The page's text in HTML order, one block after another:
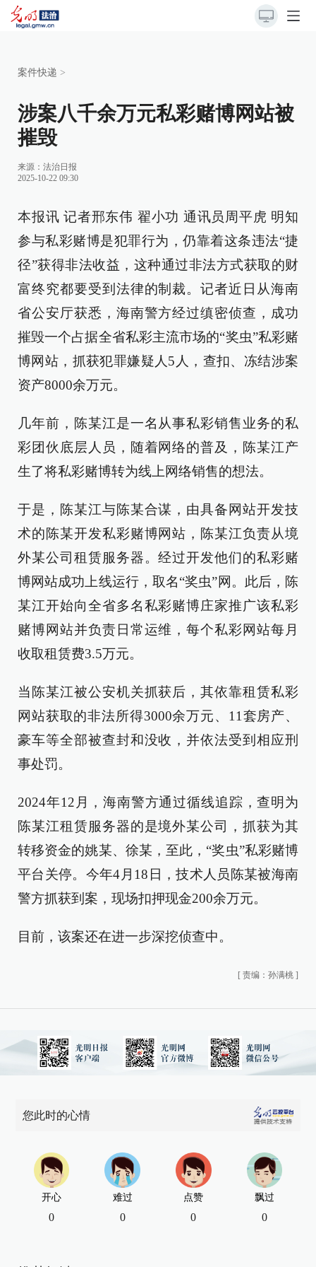
案件快递 >
涉案八千余万元私彩赌博网站被
摧毁
来源： 法治日报
2025-10-22 09:30
本报讯 记者邢东伟 翟小功 通讯员周平虎 明知
参与私彩赌博是犯罪行为，仍靠着这条违法“捷
径”获得非法收益，这种通过非法方式获取的财
富终究都要受到法律的制裁。记者近日从海南
省公安厅获悉，海南警方经过缜密侦查，成功
摧毁一个占据全省私彩主流市场的“奖虫”私彩赌
博网站，抓获犯罪嫌疑人5人，查扣、冻结涉案
资产8000余万元。
几年前，陈某江是一名从事私彩销售业务的私
彩团伙底层人员，随着网络的普及，陈某江产
生了将私彩赌博转为线上网络销售的想法。
于是，陈某江与陈某合谋，由具备网站开发技
术的陈某开发私彩赌博网站，陈某江负责从境
外某公司租赁服务器。经过开发他们的私彩赌
博网站成功上线运行，取名“奖虫”网。此后，陈
某江开始向全省多名私彩赌博庄家推广该私彩
赌博网站并负责日常运维，每个私彩网站每月
收取租赁费3.5万元。
当陈某江被公安机关抓获后，其依靠租赁私彩
网站获取的非法所得3000余万元、11套房产、
豪车等全部被查封和没收，并依法受到相应刑
事处罚。
2024年12月，海南警方通过循线追踪，查明为
陈某江租赁服务器的是境外某公司，抓获为其
转移资金的姚某、徐某，至此，“奖虫”私彩赌博
平台关停。今年4月18日，技术人员陈某被海南
警方抓获到案，现场扣押现金200余万元。
目前，该案还在进一步深挖侦查中。
[ 责编：孙满桃 ]
您此时的心情
开心
0
难过
0
点赞
0
飘过
0